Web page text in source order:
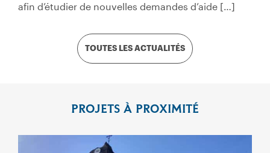
TOUTES LES ACTUALITÉS
afin d’étudier de nouvelles demandes d’aide […]
PROJETS À PROXIMITÉ